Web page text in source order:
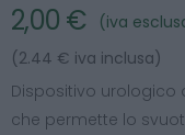
2,00 €
(iva
(2.44 € iva inclusa)
Dispositivo
che permette lo